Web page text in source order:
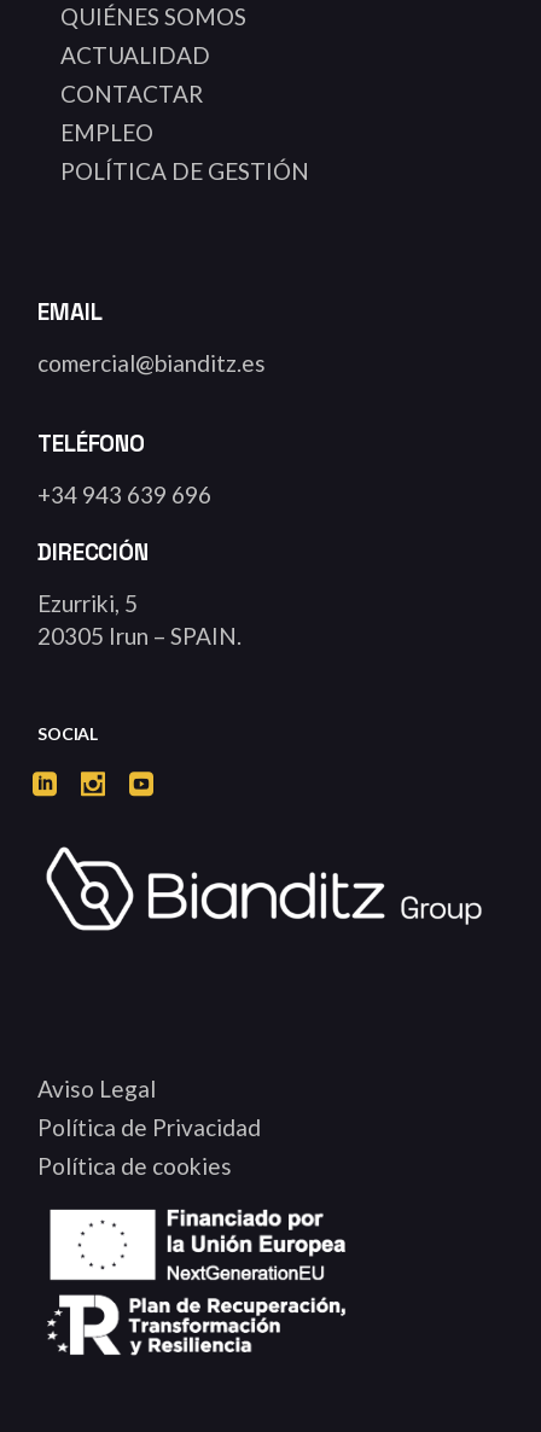
QUIÉNES SOMOS
ACTUALIDAD
CONTACTAR
EMPLEO
POLÍTICA DE GESTIÓN
EMAIL
comercial@bianditz.es
TELÉFONO
+34 943 639 696
DIRECCIÓN
Ezurriki, 5
20305 Irun – SPAIN.
SOCIAL
Aviso Legal
Política de Privacidad
Política de cookies